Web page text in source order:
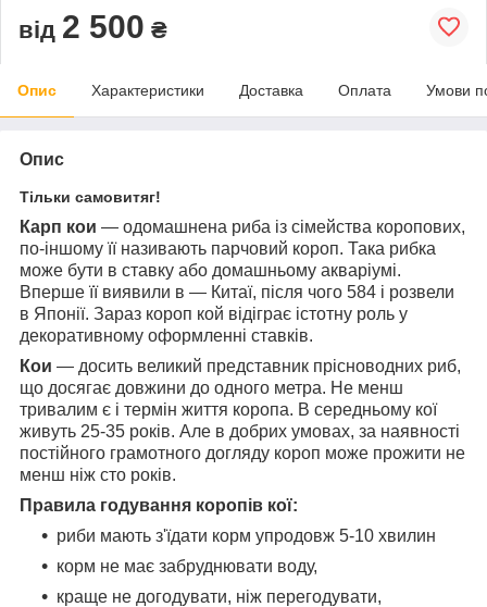
від 2 500 ₴
Опис Характеристики Доставка Оплата Умови
Опис
Тільки самовитяг!
Карп кои — одомашнена риба із сімейства коропових,
по-іншому її називають парчовий короп. Така рибка
може бути в ставку або домашньому акваріумі.
Вперше її виявили в — Китаї, після чого 584 і розвели
в Японії. Зараз короп кой відіграє істотну роль у
декоративному оформленні ставків.
Кои — досить великий представник прісноводних риб,
що досягає довжини до одного метра. Не менш
тривалим є і термін життя коропа. В середньому кої
живуть 25-35 років. Але в добрих умовах, за наявності
постійного грамотного догляду короп може прожити не
менш ніж сто років.
Правила годування коропів кої:
риби мають з'їдати корм упродовж 5-10 хвилин
корм не має забруднювати воду,
краще не догодувати, ніж перегодувати,